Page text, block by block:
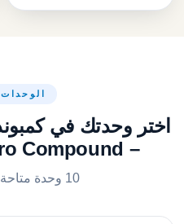
اختر وحدتك في
– Layan New Cairo Compound
10 وحدة متاحة للحجز الفوري